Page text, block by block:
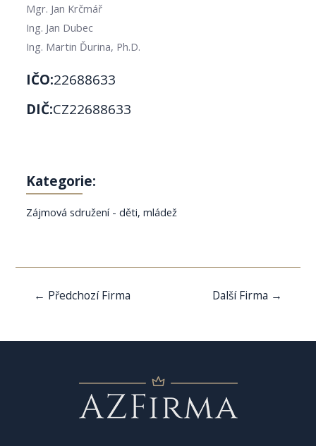
Mgr. Jan Krčmář
Ing. Jan Dubec
Ing. Martin Ďurina, Ph.D.
IČO:22688633
DIČ:CZ22688633
Kategorie:
Zájmová sdružení - děti, mládež
Navigace
← Předchozí Firma Další Firma →